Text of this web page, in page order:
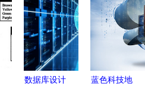
数据库重构
指南
架的学生信
息管理系统
设计与实现
数据库设计
蓝色科技地